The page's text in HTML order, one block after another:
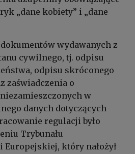
„dane kobiety” i „dane
wydawanych z
cywilnego, tj. odpisu
odpisu skróconego
zaświadczenia o
w
danych dotyczących
regulacji było
Trybunału
który nałożył